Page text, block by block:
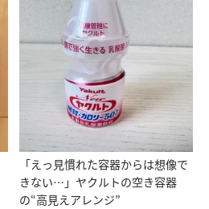
「えっ見慣れた容器からは想像で
きない…」ヤクルトの空き容器
の“高見えアレンジ”